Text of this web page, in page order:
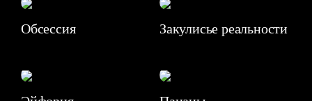
Обсессия Закулисье реальности